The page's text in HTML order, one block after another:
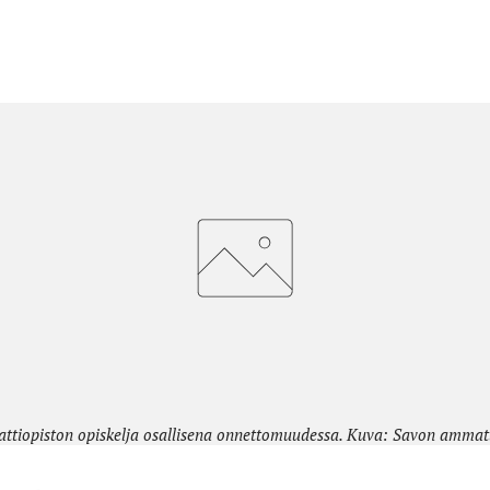
opiskelja osallisena onnettomuudessa. Kuva: Savon